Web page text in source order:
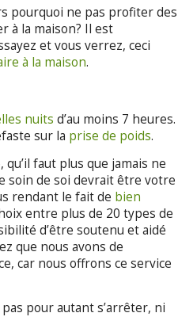
pourquoi ne pas profiter des
à la maison? Il est
et vous verrez, ceci
à la maison.
nuits d’au moins 7 heures.
sur la prise de poids.
qu’il faut plus que jamais ne
soin de soi devrait être votre
rendant le fait de bien
entre plus de 20 types de
d’être soutenu et aidé
que nous avons de
car nous offrons ce service
pour autant s’arrêter, ni